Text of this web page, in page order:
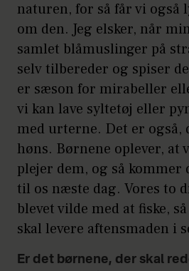
naturen, for så får vi også
om den. Jeg elsker, når
samlet blåmuslinger på
selv tilbereder og spiser
er sæson for mirabeller
vi kan lave syltetøj eller
med urterne. Det er også,
høns. Børnene oplever, at
plejer dem, og så
til os næste dag. Vores to
blevet vilde med at fiske,
skal levere aftensmaden i
Er det børnene, der skal